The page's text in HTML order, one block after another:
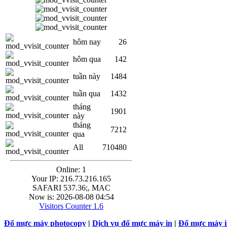
hôm nay
26
hôm qua
142
tuần này
1484
tuần qua
1432
tháng
này
1901
tháng
qua
7212
All 710480
Online: 1
Your IP: 216.73.216.165
SAFARI 537.36;, MAC
Now is: 2026-08-08 04:54
Visitors Counter 1.6
Đổ mực máy photocopy | Dịch vụ đổ mực máy in | Đổ mực máy